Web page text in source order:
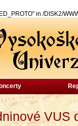
in /DISK2/
VUS